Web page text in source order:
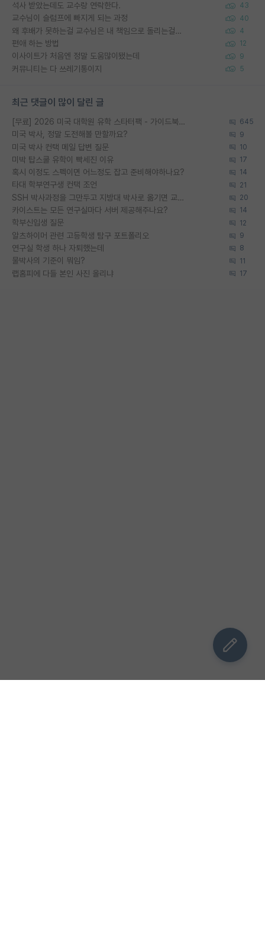
석사 받았는데도 교수랑 연락한다. 43
교수님이 슬럼프에 빠지게 되는 과정 40
왜 후배가 못하는걸 교수님은 내 책임으로 돌리는걸까요? 4
편애 하는 방법 12
이사이트가 처음엔 정말 도움많이됐는데 9
커뮤니티는 다 쓰레기통이지 5
최근 댓글이 많이 달린 글
[무료] 2026 미국 대학원 유학 스타터팩 - 가이드북 & 합격자 컨택메일 템플릿 645
미국 박사, 정말 도전해볼 만할까요? 9
미국 박사 컨택 메일 답변 질문 10
미박 탑스쿨 유학이 빡세진 이유 17
혹시 이정도 스펙이면 어느정도 잡고 준비해야하나요? 14
타대 학부연구생 컨택 조언 21
SSH 박사과정을 그만두고 지방대 박사로 옮기면 교수의 꿈은 끝일까요? 20
카이스트는 모든 연구실마다 서버 제공해주나요? 14
학부신입생 질문 12
알츠하이머 관련 고등학생 탐구 포트폴리오 9
연구실 학생 하나 자퇴했는데 8
물박사의 기준이 뭐임? 11
랩홈피에 다들 본인 사진 올리냐 17